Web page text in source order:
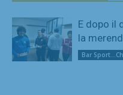
E dopo il
la
Bar